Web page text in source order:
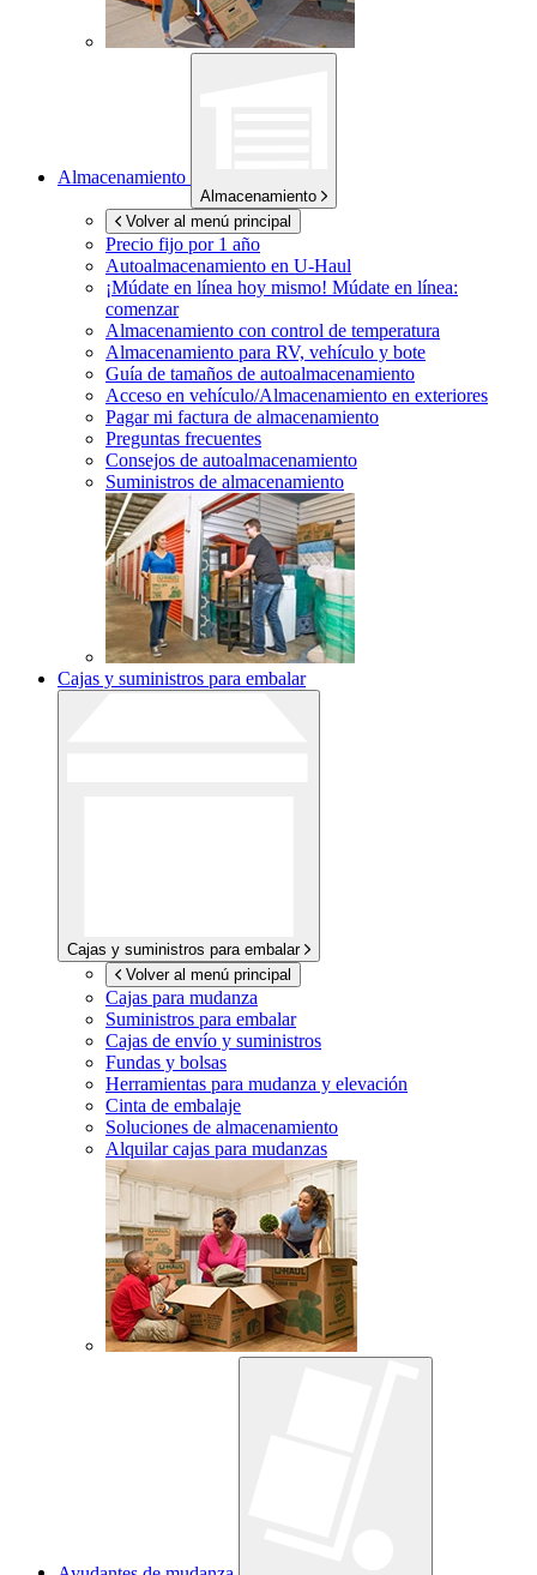
Almacenamiento
Almacenamiento
Volver al menú principal
Precio fijo por 1 año
Autoalmacenamiento en U-Haul
¡Múdate en línea hoy mismo! Múdate en línea:
comenzar
Almacenamiento con control de temperatura
Almacenamiento para RV, vehículo y bote
Guía de tamaños de autoalmacenamiento
Acceso en vehículo/Almacenamiento en exteriores
Pagar mi factura de almacenamiento
Preguntas frecuentes
Consejos de autoalmacenamiento
Suministros de almacenamiento
Cajas y suministros para embalar
Cajas y suministros para embalar
Volver al menú principal
Cajas para mudanza
Suministros para embalar
Cajas de envío y suministros
Fundas y bolsas
Herramientas para mudanza y elevación
Cinta de embalaje
Soluciones de almacenamiento
Alquilar cajas para mudanzas